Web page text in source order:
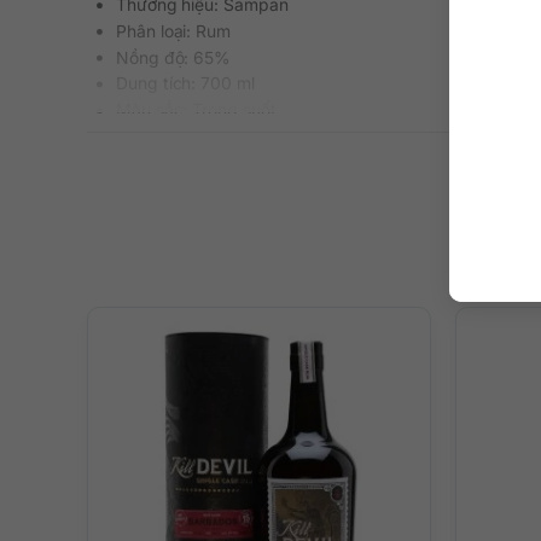
Phân loại: Rum
Nồng độ: 65%
Cách thưởng thức: Uống nguyên chất, thêm đá viên,
Rượu Sampan 65% – White Rhum Vietnam mang
Một chai Rum Trắng tinh khiết được săn đón bởi cộng